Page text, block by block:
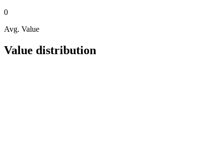
0
Avg. Value
Value distribution